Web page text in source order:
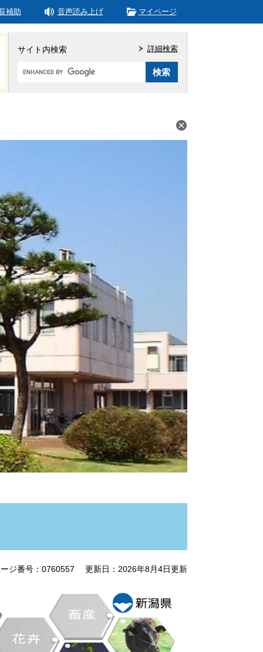
補助 音声読み上げ マイページ
サイト内検索
Google
索
詳細検索
ジ番号：0760557 更新日：2026年8月4日更新